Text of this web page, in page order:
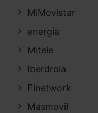
MiMovistar
energía
Mitele
Iberdrola
Finetwork
Masmovil